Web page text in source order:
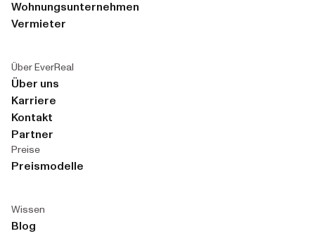
Wohnungsunternehmen
Vermieter
Über EverReal
Über uns
Karriere
Kontakt
Partner
Preise
Preismodelle
Wissen
Blog